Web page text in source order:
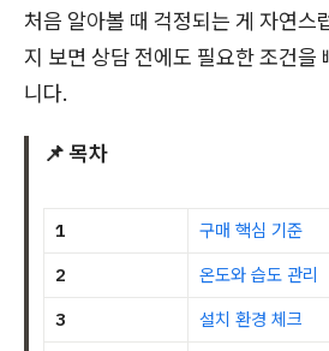
처음 알아볼 때 걱정되는 게 자연스
지 보면 상담 전에도 필요한 조건을
니다.
📌 목차
1
구매 핵심 기준
2
온도와 습도 관리
3
설치 환경 체크